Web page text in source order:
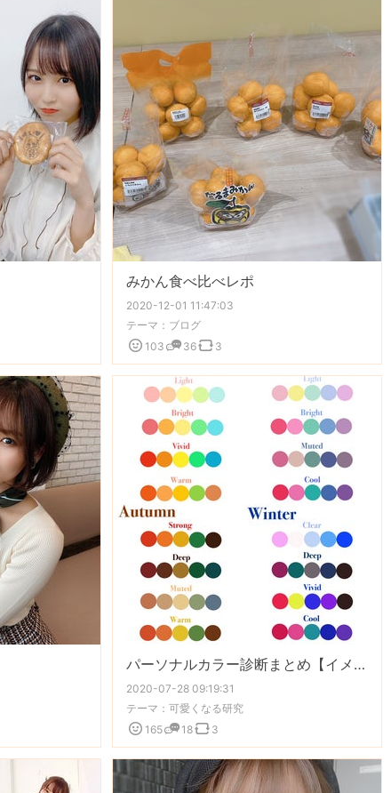
みかん食べ比べレポ
2020-12-01 11:47:03
テーマ： ブログ
103
36 3
パーソナルカラー診断まとめ【イメコン総括】
2020-07-28 09:19:31
テーマ： 可愛くなる研究
165
18 3